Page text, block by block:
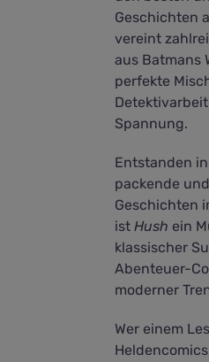
Geschichten
vereint
aus Batmans
perfekte
Spannung.
Entstanden
packende
Geschichten
istHush ein
klassischer
Abenteuer-
moderner
Wer einem